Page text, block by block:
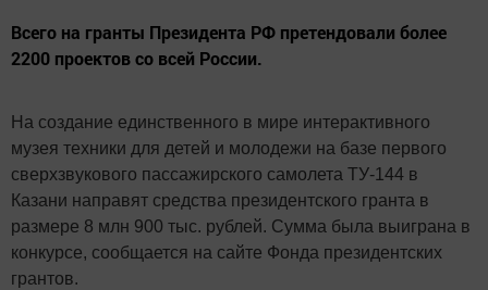
Всего на гранты Президента РФ претендовали более
2200 проектов со всей России.
На создание единственного в мире интерактивного
музея техники для детей и молодежи на базе первого
сверхзвукового пассажирского самолета ТУ-144 в
Казани направят средства президентского гранта в
размере 8 млн 900 тыс. рублей. Сумма была выиграна в
конкурсе, сообщается на сайте Фонда президентских
грантов.